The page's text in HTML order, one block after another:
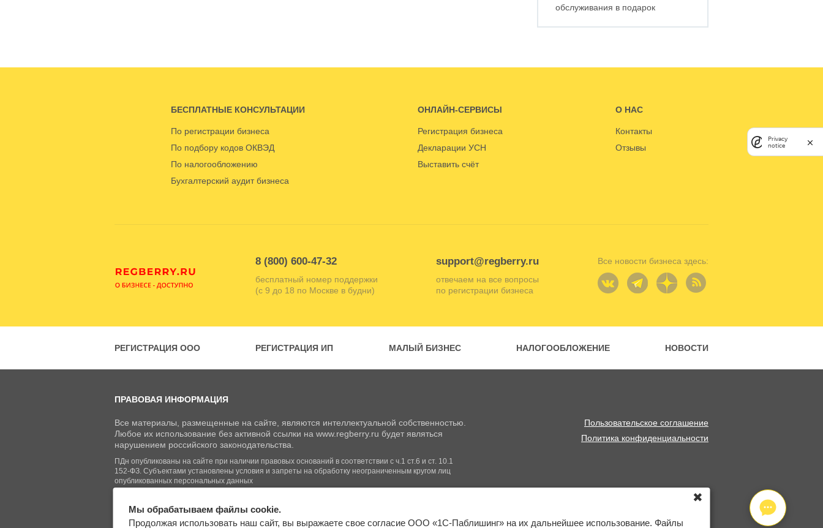
обслуживания в подарок
БЕСПЛАТНЫЕ КОНСУЛЬТАЦИИ
По регистрации бизнеса
По подбору кодов ОКВЭД
По налогообложению
Бухгалтерский аудит бизнеса
ОНЛАЙН-СЕРВИСЫ
Регистрация бизнеса
Декларации УСН
Выставить счёт
О НАС
Контакты
Отзывы
8 (800) 600-47-32
бесплатный номер поддержки
(с 9 до 18 по Москве в будни)
support@regberry.ru
отвечаем на все вопросы
по регистрации бизнеса
Все новости бизнеса здесь:
РЕГИСТРАЦИЯ ООО РЕГИСТРАЦИЯ ИП МАЛЫЙ БИЗНЕС НАЛОГООБЛОЖЕНИЕ НОВОСТИ
ПРАВОВАЯ ИНФОРМАЦИЯ
Все материалы, размещенные на сайте, являются интеллектуальной собственностью.
Любое их использование без активной ссылки на www.regberry.ru будет являться
нарушением российского законодательства.
ПДн опубликованы на сайте при наличии правовых оснований в соответствии с ч.1 ст.6 и ст. 10.1
152-ФЗ. Субъектами установлены условия и запреты на обработку неограниченным кругом лиц
опубликованных персональных данных
Пользовательское соглашение
Политика конфиденциальности
© Regberry.ru, 2013–2026 Входим в группу
Мы обрабатываем файлы cookie.
Продолжая использовать наш сайт, вы выражаете свое согласие ООО «1С-Паблишинг» на их дальнейшее использование. Файлы
✖
Privacy
notice